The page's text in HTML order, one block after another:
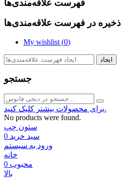
فهرست علاقه‌مندی‌ها
ذخیره در فهرست علاقه‌مندی‌ها
My wishlist (0)
ایجاد
جستجو
برای محصولات بیشتر کلیک کنید.
No products were found.
ستون چپ
سبد خرید 0
ورود به سیستم
خانه
محبوب 0
بالا